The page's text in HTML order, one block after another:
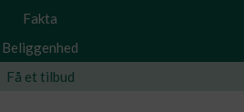
Fakta
Beliggenhed
Få et tilbud